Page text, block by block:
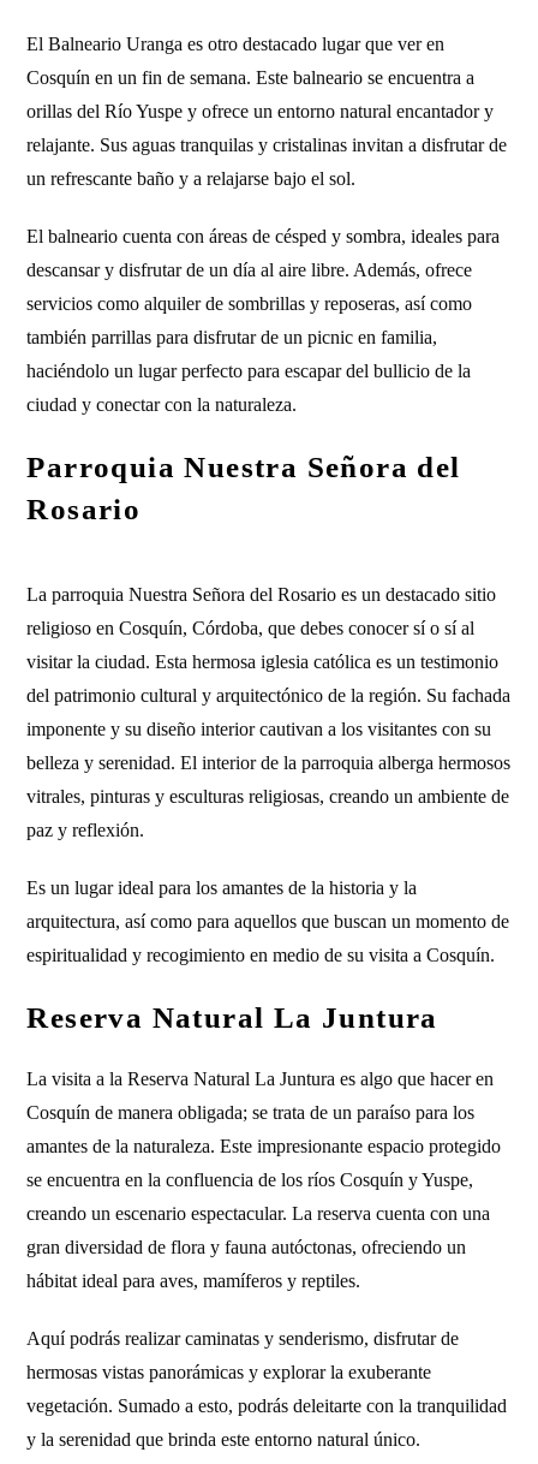
El Balneario Uranga es otro destacado lugar que ver en
Cosquín en un fin de semana. Este balneario se encuentra a
orillas del Río Yuspe y ofrece un entorno natural encantador y
relajante. Sus aguas tranquilas y cristalinas invitan a disfrutar de
un refrescante baño y a relajarse bajo el sol.
El balneario cuenta con áreas de césped y sombra, ideales para
descansar y disfrutar de un día al aire libre. Además, ofrece
servicios como alquiler de sombrillas y reposeras, así como
también parrillas para disfrutar de un picnic en familia,
haciéndolo un lugar perfecto para escapar del bullicio de la
ciudad y conectar con la naturaleza.
Parroquia Nuestra Señora del
Rosario
La parroquia Nuestra Señora del Rosario es un destacado sitio
religioso en Cosquín, Córdoba, que debes conocer sí o sí al
visitar la ciudad. Esta hermosa iglesia católica es un testimonio
del patrimonio cultural y arquitectónico de la región. Su fachada
imponente y su diseño interior cautivan a los visitantes con su
belleza y serenidad. El interior de la parroquia alberga hermosos
vitrales, pinturas y esculturas religiosas, creando un ambiente de
paz y reflexión.
Es un lugar ideal para los amantes de la historia y la
arquitectura, así como para aquellos que buscan un momento de
espiritualidad y recogimiento en medio de su visita a Cosquín.
Reserva Natural La Juntura
La visita a la Reserva Natural La Juntura es algo que hacer en
Cosquín de manera obligada; se trata de un paraíso para los
amantes de la naturaleza. Este impresionante espacio protegido
se encuentra en la confluencia de los ríos Cosquín y Yuspe,
creando un escenario espectacular. La reserva cuenta con una
gran diversidad de flora y fauna autóctonas, ofreciendo un
hábitat ideal para aves, mamíferos y reptiles.
Aquí podrás realizar caminatas y senderismo, disfrutar de
hermosas vistas panorámicas y explorar la exuberante
vegetación. Sumado a esto, podrás deleitarte con la tranquilidad
y la serenidad que brinda este entorno natural único.